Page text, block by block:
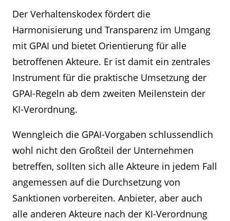
Der Verhaltenskodex fördert die
Harmonisierung und Transparenz im Umgang
mit GPAI und bietet Orientierung für alle
betroffenen Akteure. Er ist damit ein zentrales
Instrument für die praktische Umsetzung der
GPAI-Regeln ab dem zweiten Meilenstein der
KI-Verordnung.
Wenngleich die GPAI-Vorgaben schlussendlich
wohl nicht den Großteil der Unternehmen
betreffen, sollten sich alle Akteure in jedem Fall
angemessen auf die Durchsetzung von
Sanktionen vorbereiten. Anbieter, aber auch
alle anderen Akteure nach der KI-Verordnung